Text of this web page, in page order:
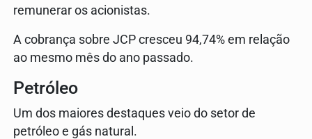
remunerar os acionistas.
A cobrança sobre JCP cresceu 94,74% em relação
ao mesmo mês do ano passado.
Petróleo
Um dos maiores destaques veio do setor de
petróleo e gás natural.